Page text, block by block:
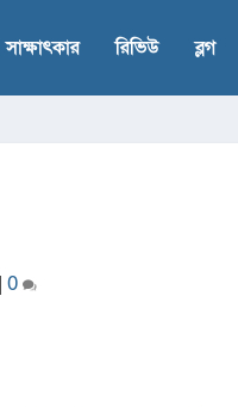
সাক্ষাৎকার রিভিউ ব্লগ
0